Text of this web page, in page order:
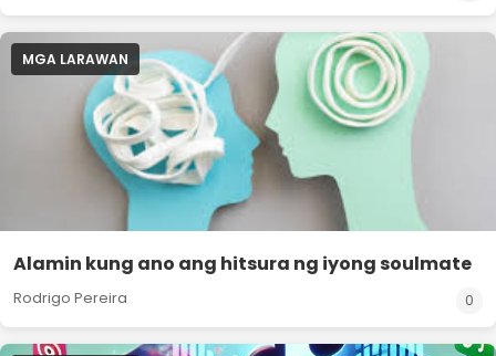
MGA LARAWAN
Alamin kung ano ang hitsura ng iyong soulmate
Rodrigo Pereira 0